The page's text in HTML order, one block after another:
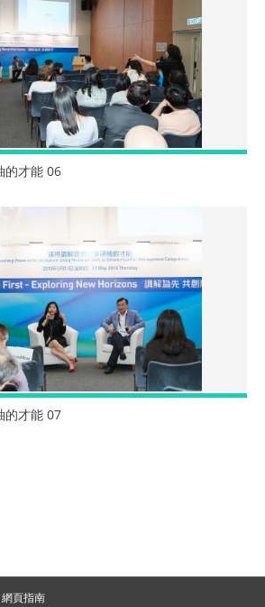
的才能 06
的才能 07
網頁指南